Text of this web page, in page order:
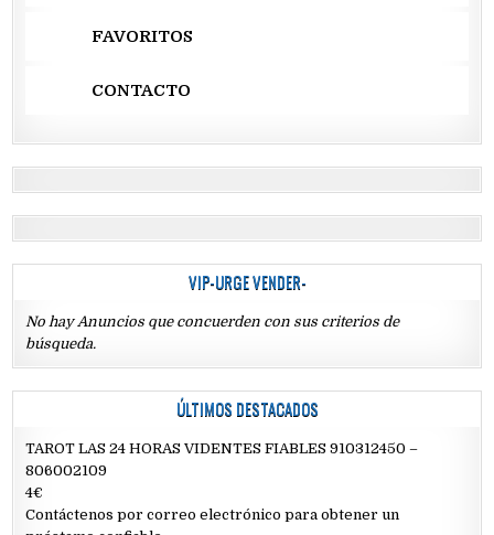
FAVORITOS
CONTACTO
VIP-URGE VENDER-
No hay Anuncios que concuerden con sus criterios de
búsqueda.
ÚLTIMOS DESTACADOS
TAROT LAS 24 HORAS VIDENTES FIABLES 910312450 –
806002109
4€
Contáctenos por correo electrónico para obtener un